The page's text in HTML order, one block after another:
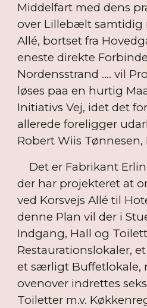
Middelfart med dens
over Lillebælt samtidig
Allé, bortset fra
eneste direkte
Nordensstrand .... vil
løses paa en hurtig
Initiativs Vej, idet det
allerede foreligger
Robert Wiis Tønnesen,
Det er Fabrikant
der har projekteret at
ved Korsvejs Allé til
denne Plan vil der i
Indgang, Hall og
Restaurationslokaler,
et særligt Buffetlokale,
ovenover indrettes
Toiletter m.v.